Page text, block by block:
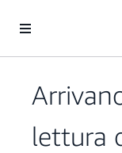
lettura